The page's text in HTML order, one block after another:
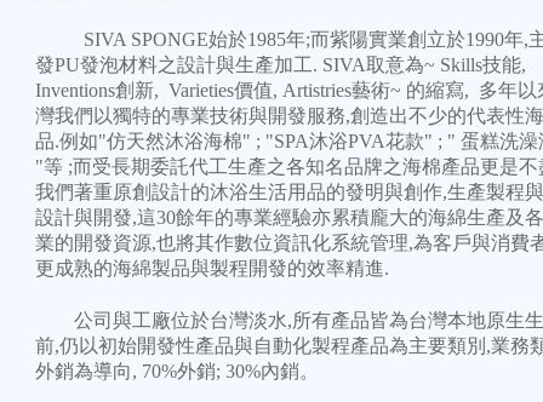
SIVA SPONGE始於1985年;而紫陽實業創立於1990年,
發PU發泡材料之設計與生產加工. SIVA取意為~ Skills技能,
Inventions創新, Varieties價值, Artistries藝術~ 的縮寫, 多年以
灣我們以獨特的專業技術與開發服務,創造出不少的代表性
品.例如"仿天然沐浴海棉" ; "SPA沐浴PVA花款" ; " 蛋糕洗澡
"等 ;而受長期委託代工生產之各知名品牌之海棉產品更是不
我們著重原創設計的沐浴生活用品的發明與創作,生產製程
設計與開發,這30餘年的專業經驗亦累積龐大的海綿生產及
業的開發資源,也將其作數位資訊化系統管理,為客戶與消費
更成熟的海綿製品與製程開發的效率精進.
公司與工廠位於台灣淡水,所有產品皆為台灣本地原生
前,仍以初始開發性產品與自動化製程產品為主要類別,業務
外銷為導向, 70%外銷; 30%內銷。